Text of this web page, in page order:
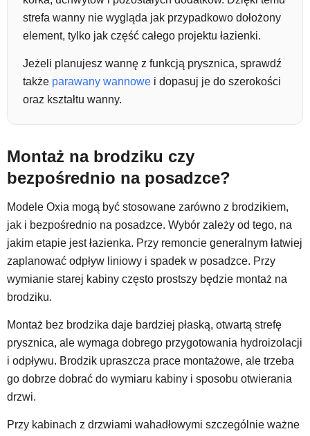
strefa wanny nie wygląda jak przypadkowo dołożony
element, tylko jak część całego projektu łazienki.
Jeżeli planujesz wannę z funkcją prysznica, sprawdź
także parawany wannowe i dopasuj je do szerokości
oraz kształtu wanny.
Montaż na brodziku czy
bezpośrednio na posadzce?
Modele Oxia mogą być stosowane zarówno z brodzikiem,
jak i bezpośrednio na posadzce. Wybór zależy od tego, na
jakim etapie jest łazienka. Przy remoncie generalnym łatwiej
zaplanować odpływ liniowy i spadek w posadzce. Przy
wymianie starej kabiny często prostszy będzie montaż na
brodziku.
Montaż bez brodzika daje bardziej płaską, otwartą strefę
prysznica, ale wymaga dobrego przygotowania hydroizolacji
i odpływu. Brodzik upraszcza prace montażowe, ale trzeba
go dobrze dobrać do wymiaru kabiny i sposobu otwierania
drzwi.
Przy kabinach z drzwiami wahadłowymi szczególnie ważne